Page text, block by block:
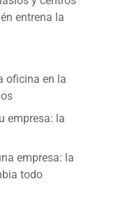
entrena la
oficina en la
empresa: la
empresa: la
todo